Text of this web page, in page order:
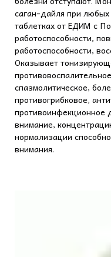
саган-дайля при
таблетках от ЕДИМ с
работоспособности,
работоспособности,
Оказывает
спазмолитическое,
противогрибковое,
противоинфекционное
внимание,
нормализации
внимания.